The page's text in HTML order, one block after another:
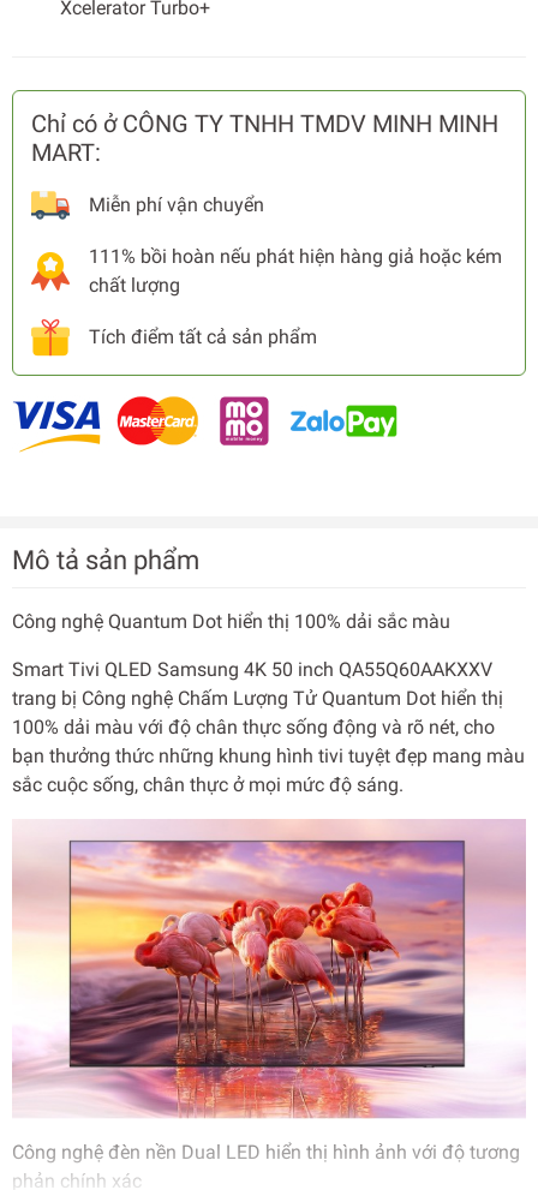
Xcelerator Turbo+
Chỉ có ở CÔNG TY TNHH TMDV MINH MINH
MART:
Miễn phí vận chuyển
111% bồi hoàn nếu phát hiện hàng giả hoặc kém
chất lượng
Tích điểm tất cả sản phẩm
Mô tả sản phẩm
Công nghệ Quantum Dot hiển thị 100% dải sắc màu
Smart Tivi QLED Samsung 4K 50 inch QA55Q60AAKXXV
trang bị Công nghệ Chấm Lượng Tử Quantum Dot hiển thị
100% dải màu với độ chân thực sống động và rõ nét, cho
bạn thưởng thức những khung hình tivi tuyệt đẹp mang màu
sắc cuộc sống, chân thực ở mọi mức độ sáng.
Công nghệ đèn nền Dual LED hiển thị hình ảnh với độ tương
phản chính xác